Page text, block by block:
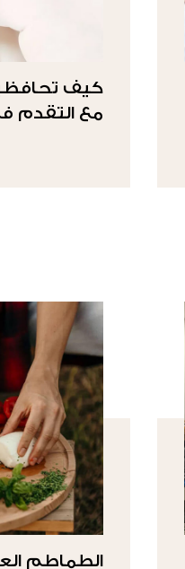
كيف
مع التقدم
الطماطم